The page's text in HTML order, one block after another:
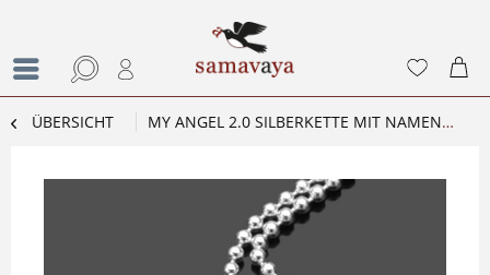
ÜBERSICHT MY ANGEL 2.0 SILBERKETTE MIT NAMENSGRAVUR 925 SILBERSCHMUCK